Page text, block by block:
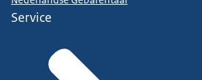
Service